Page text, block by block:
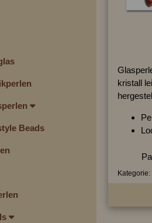
Beads
kristall
Kategorie: